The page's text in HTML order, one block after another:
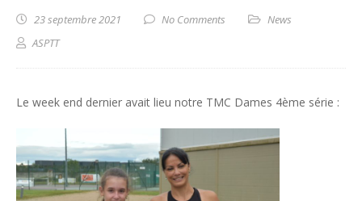
23 septembre 2021 No Comments
News
ASPTT
Le week end dernier avait lieu notre TMC Dames 4ème série :